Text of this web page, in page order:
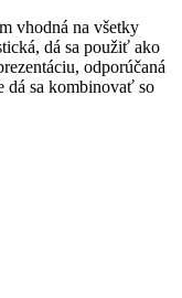
vhodná na všetky
dá sa použiť ako
odporúčaná
dá sa kombinovať so